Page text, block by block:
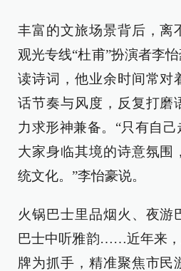
丰富的文旅场景背后，离
观光专线“杜甫”扮演者李
读诗词，他业余时间常对
话节奏与风度，反复打磨
力求形神兼备。“只有自
大家身临其境的诗意氛围
统文化。”李怡豪说。
火锅巴士里品烟火、夜游
巴士中听雅韵……近年来，
牌为抓手，精准聚焦市民